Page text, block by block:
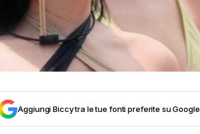
Aggiungi Biccy tra le tue fonti preferite su Google